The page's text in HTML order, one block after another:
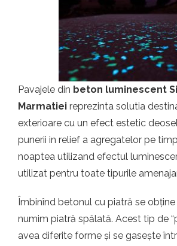
Pavajele din beton luminescent
Marmatiei reprezinta solutia
exterioare cu un efect estetic
punerii in relief a agregatelor pe
noaptea utilizand efectul
utilizat pentru toate tipurile
Îmbinînd betonul cu piatră se
numim piatră spălată. Acest tip de
avea diferite forme și se gasește